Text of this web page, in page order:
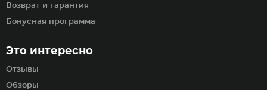
Возврат и гарантия
Бонусная программа
Это интересно
Отзывы
Обзоры